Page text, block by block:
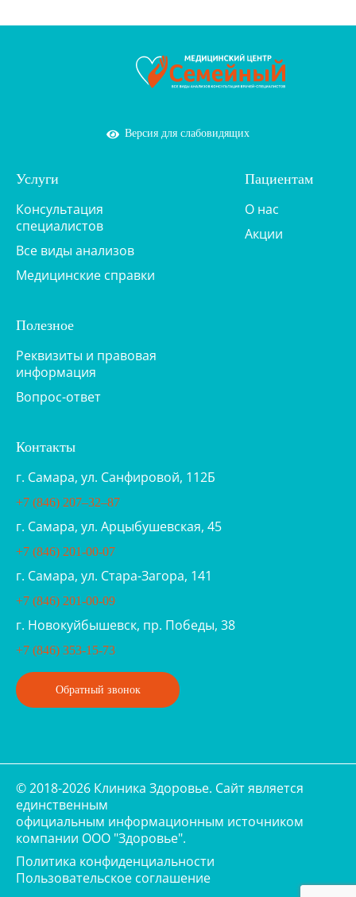
Версия для слабовидящих
Услуги
Консультация
специалистов
Все виды анализов
Медицинские справки
Пациентам
О нас
Акции
Полезное
Реквизиты и правовая
информация
Вопрос-ответ
Контакты
г. Самара, ул. Санфировой, 112Б
+7 (846) 207‒32‒87
г. Самара, ул. Арцыбушевская, 45
+7 (846) 201-00-07
г. Самара, ул. Стара-Загора, 141
+7 (846) 201-00-09
г. Новокуйбышевск, пр. Победы, 38
+7 (846) 353-15-73
Обратный звонок
© 2018-2026 Клиника Здоровье. Cайт является
единственным
официальным информационным источником
компании ООО "Здоровье".
Политика конфиденциальности
Пользовательское соглашение